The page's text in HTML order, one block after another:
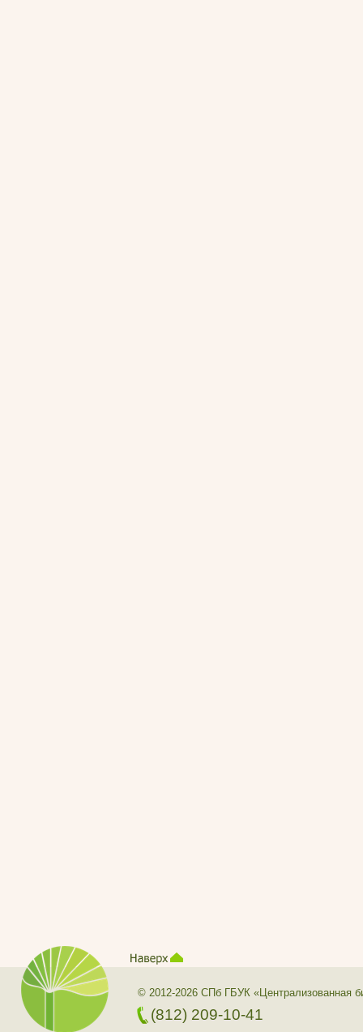
© 2012-2026 СПб ГБУК «Централизованная
(812) 209-10-41